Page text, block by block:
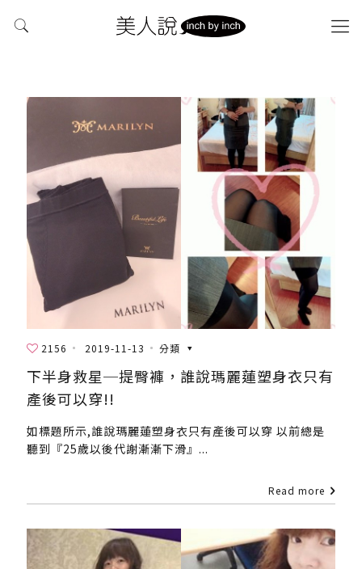
2156 2019-11-13 分類
下半身救星─提臀褲，誰說瑪麗蓮塑身衣只有
產後可以穿!!
如標題所示,誰說瑪麗蓮塑身衣只有產後可以穿 以前總是
聽到『25歲以後代謝漸漸下滑』...
Read more